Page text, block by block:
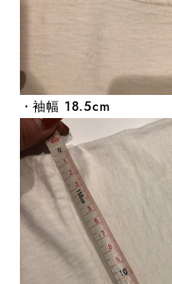
・袖幅 18.5cm